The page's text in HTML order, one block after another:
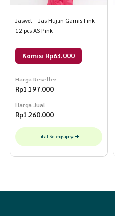
Jaswet – Jas Hujan Gamis Pink
12 pcs AS Pink
Komisi Rp63.000
Harga Reseller
Rp1.197.000
Harga Jual
Rp1.260.000
Lihat Selengkapnya